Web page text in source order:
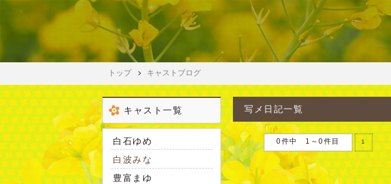
トップ キャストブログ
写メ日記一覧
0件中 1～0件目 1
キャスト一覧
白石ゆめ
白波みな
豊富まゆ